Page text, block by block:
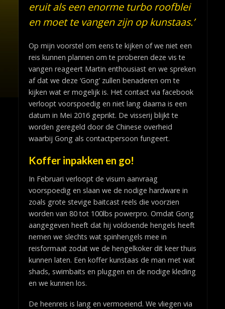
eruit als een enorme turbo roofblei
en moet te vangen zijn op kunstaas.’
Op mijn voorstel om eens te kijken of we niet een
reis kunnen plannen om te proberen deze vis te
vangen reageert Martin enthousiast en we spreken
af dat we deze ‘Gong’ zullen benaderen om te
kijken wat er mogelijk is. Het contact via facebook
verloopt voorspoedig en niet lang daarna is een
datum in Mei 2016 geprikt. De visserij blijkt te
worden geregeld door de Chinese overheid
waarbij Gong als contactpersoon fungeert.
Koffer inpakken en go!
In Februari verloopt de visum aanvraag
voorspoedig en slaan we de nodige hardware in
zoals grote stevige baitcast reels die voorzien
worden van 80 tot 100lbs powerpro. Omdat Gong
aangegeven heeft dat hij voldoende hengels heeft
nemen we slechts wat spinhengels mee in
reisformaat zodat we de hengelkoker dit keer thuis
kunnen laten. Een koffer kunstaas de man met wat
shads, swimbaits en pluggen en de nodige kleding
en we kunnen los.
De heenreis is lang en vermoeiend. We vliegen via